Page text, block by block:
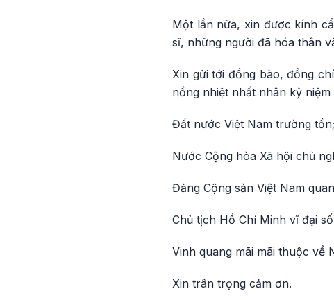
Một lần nữa, xin được kính
sĩ, những người đã hóa thân
Xin gửi tới đồng bào, đồng
nồng nhiệt nhất nhân kỷ
Đất nước Việt Nam trường
Nước Cộng hòa Xã hội chủ
Đảng Cộng sản Việt Nam
Chủ tịch Hồ Chí Minh vĩ đại
Vinh quang mãi mãi thuộc về
Xin trân trọng cảm ơn.